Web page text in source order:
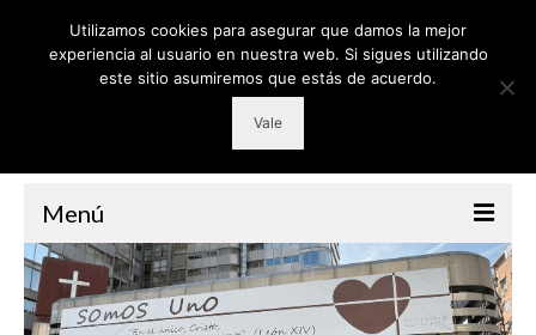
Menú
PARROQUIA
GRUPOS
Utilizamos cookies para asegurar que damos la mejor
experiencia al usuario en nuestra web. Si sigues utilizando
este sitio asumiremos que estás de acuerdo.
Vale